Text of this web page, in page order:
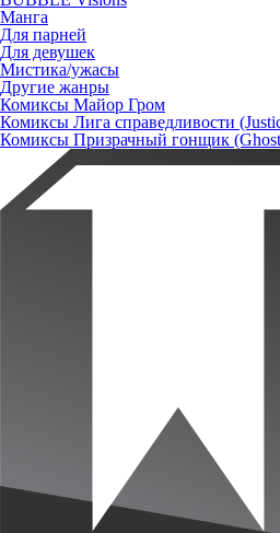
Манга
Для парней
Для девушек
Мистика/ужасы
Другие жанры
Комиксы Майор Гром
Комиксы Лига справедливости
Комиксы Призрачный гонщик